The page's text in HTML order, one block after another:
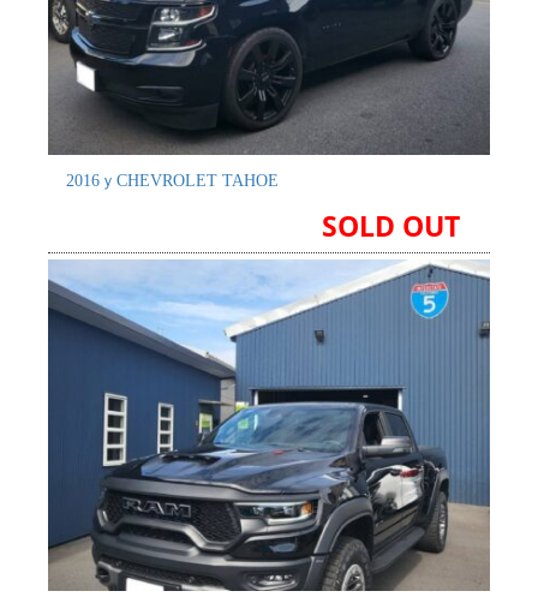
2016ｙCHEVROLET TAHOE
SOLD OUT